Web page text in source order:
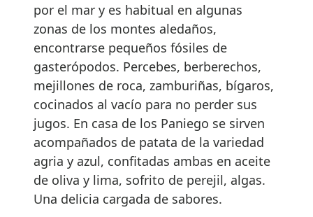
por el mar y es habitual en algunas
zonas de los montes aledaños,
encontrarse pequeños fósiles de
gasterópodos. Percebes, berberechos,
mejillones de roca, zamburiñas, bígaros,
cocinados al vacío para no perder sus
jugos. En casa de los Paniego se sirven
acompañados de patata de la variedad
agria y azul, confitadas ambas en aceite
de oliva y lima, sofrito de perejil, algas.
Una delicia cargada de sabores.